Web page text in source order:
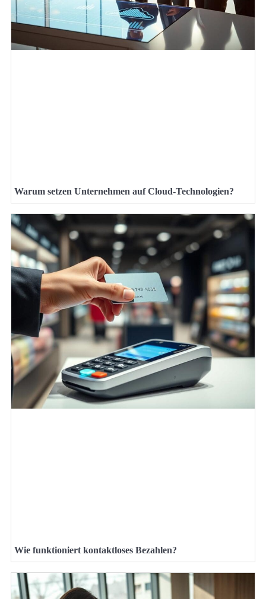
Warum setzen Unternehmen auf Cloud-Technologien?
Wie funktioniert kontaktloses Bezahlen?